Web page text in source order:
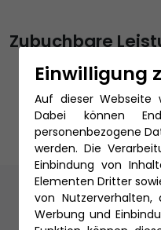
Zubuchbare
An- und Abreise per
PKW Stellplatz
Reiseschutz
Unsere
Einwilligung
Auf dieser Webseite
Dabei können
personenbezogene
werden. Die
Einbindung von
Elementen Dritter
von Nutzerverhalten,
Werbung und